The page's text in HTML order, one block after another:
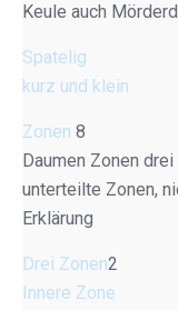
Keule auch
Spatelig
kurz und klein
Zonen 8
Daumen Zonen
unterteilte Zonen,
Erklärung
Drei Zonen2
Innere Zone